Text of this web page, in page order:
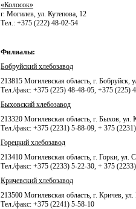
«Колосок»
г. Могилев, ул. Кутепова, 12
Тел.: +375 (222) 48-02-54
Филиалы:
Бобруйский хлебозавод
213815 Могилевская область, г. Бобруйск,
Тел./факс: +375 (225) 48-48-05, +375 (225)
Быховский хлебозавод
213320 Могилевская область, г. Быхов, ул.
Тел./факс: +375 (2231) 5-88-09, + 375
Горецкий хлебозавод
213410 Могилевская область, г. Горки, ул.
Тел./факс: +375 (2233) 5-22-30, + 375
Кричевский хлебозавод
213500 Могилевская область, г. Кричев,
Тел./факс: +375 (2241) 5-58-10